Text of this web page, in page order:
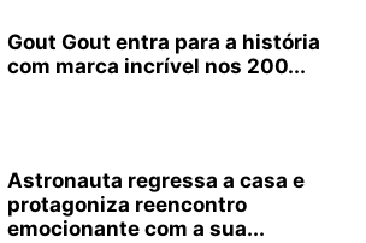
Gout Gout entra para a história
com marca incrível nos 200...
Astronauta regressa a casa e
protagoniza reencontro
emocionante com a sua...